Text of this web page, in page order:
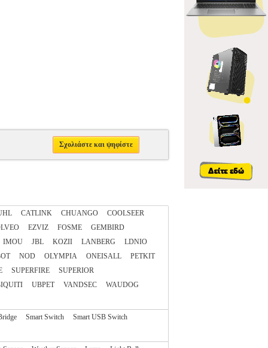
Σχολιάστε και ψηφίστε
CATLINK CHUANGO
COOLSEER
EZVIZ FOSME
GEMBIRD
IMOU JBL KOZII LANBERG
LDNIO
NOD OLYMPIA ONEISALL
PETKIT
SUPERFIRE
SUPERIOR
UBPET VANDSEC
WAUDOG
Smart Switch
Smart USB Switch